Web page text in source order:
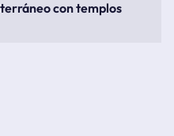
con templos